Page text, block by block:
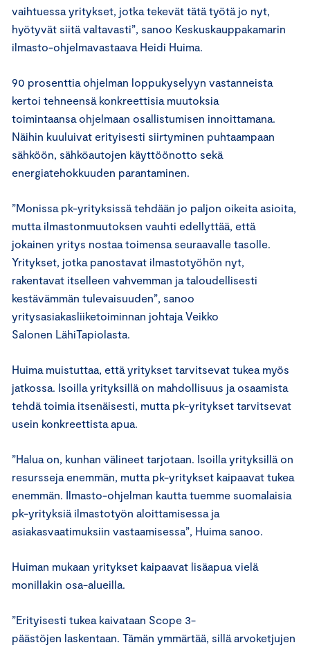
vaihtuessa yritykset, jotka tekevät tätä työtä jo nyt,
hyötyvät siitä valtavasti”, sanoo Keskuskauppakamarin
ilmasto-ohjelmavastaava Heidi Huima.
90 prosenttia ohjelman loppukyselyyn vastanneista
kertoi tehneensä konkreettisia muutoksia
toimintaansa ohjelmaan osallistumisen innoittamana.
Näihin kuuluivat erityisesti siirtyminen puhtaampaan
sähköön, sähköautojen käyttöönotto sekä
energiatehokkuuden parantaminen.
”Monissa pk-yrityksissä tehdään jo paljon oikeita asioita,
mutta ilmastonmuutoksen vauhti edellyttää, että
jokainen yritys nostaa toimensa seuraavalle tasolle.
Yritykset, jotka panostavat ilmastotyöhön nyt,
rakentavat itselleen vahvemman ja taloudellisesti
kestävämmän tulevaisuuden”, sanoo
yritysasiakasliiketoiminnan johtaja Veikko
Salonen LähiTapiolasta.
Huima muistuttaa, että yritykset tarvitsevat tukea myös
jatkossa. Isoilla yrityksillä on mahdollisuus ja osaamista
tehdä toimia itsenäisesti, mutta pk-yritykset tarvitsevat
usein konkreettista apua.
”Halua on, kunhan välineet tarjotaan. Isoilla yrityksillä on
resursseja enemmän, mutta pk-yritykset kaipaavat tukea
enemmän. Ilmasto-ohjelman kautta tuemme suomalaisia
pk-yrityksiä ilmastotyön aloittamisessa ja
asiakasvaatimuksiin vastaamisessa”, Huima sanoo.
Huiman mukaan yritykset kaipaavat lisäapua vielä
monillakin osa-alueilla.
”Erityisesti tukea kaivataan Scope 3-
päästöjen laskentaan. Tämän ymmärtää, sillä arvoketjujen